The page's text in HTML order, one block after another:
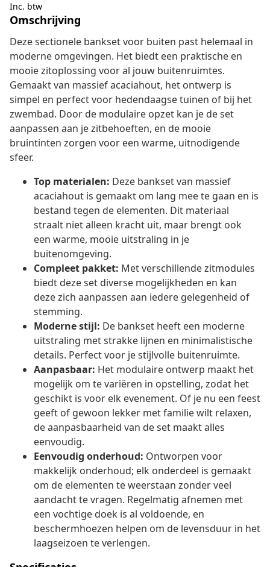
Inc. btw
Omschrijving
Deze sectionele bankset voor buiten past helemaal in
moderne omgevingen. Het biedt een praktische en
mooie zitoplossing voor al jouw buitenruimtes.
Gemaakt van massief acaciahout, het ontwerp is
simpel en perfect voor hedendaagse tuinen of bij het
zwembad. Door de modulaire opzet kan je de set
aanpassen aan je zitbehoeften, en de mooie
bruintinten zorgen voor een warme, uitnodigende
sfeer.
Top materialen: Deze bankset van massief
acaciahout is gemaakt om lang mee te gaan en is
bestand tegen de elementen. Dit materiaal
straalt niet alleen kracht uit, maar brengt ook
een warme, mooie uitstraling in je
buitenomgeving.
Compleet pakket: Met verschillende zitmodules
biedt deze set diverse mogelijkheden en kan
deze zich aanpassen aan iedere gelegenheid of
stemming.
Moderne stijl: De bankset heeft een moderne
uitstraling met strakke lijnen en minimalistische
details. Perfect voor je stijlvolle buitenruimte.
Aanpasbaar: Het modulaire ontwerp maakt het
mogelijk om te variëren in opstelling, zodat het
geschikt is voor elk evenement. Of je nu een feest
geeft of gewoon lekker met familie wilt relaxen,
de aanpasbaarheid van de set maakt alles
eenvoudig.
Eenvoudig onderhoud: Ontworpen voor
makkelijk onderhoud; elk onderdeel is gemaakt
om de elementen te weerstaan zonder veel
aandacht te vragen. Regelmatig afnemen met
een vochtige doek is al voldoende, en
beschermhoezen helpen om de levensduur in het
laagseizoen te verlengen.